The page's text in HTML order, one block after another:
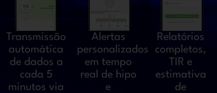
Transmissão
automática
de dados a
cada 5
minutos via
Alertas
personalizados
em tempo
real de hipo
e
Relatórios
completos,
TIR e
estimativa
de